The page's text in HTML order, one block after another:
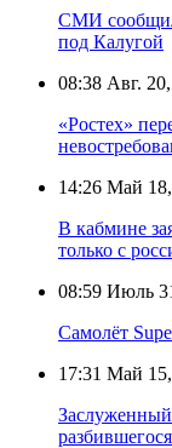
СМИ
под Калугой
08:38 Авг.
«Ростех»
14:26 Май
В кабмине
только с
08:59 Июль
Самолёт
17:31 Май